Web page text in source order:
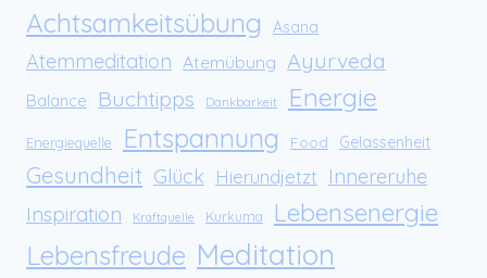
Achtsamkeitsübung Asana
Atemmeditation Atemübung Ayurveda
Balance Buchtipps Dankbarkeit Energie
Energiequelle Entspannung Food Gelassenheit
Gesundheit Glück Hierundjetzt
Innereruhe
Inspiration
Kraftquelle Kurkuma Lebensenergie
Lebensfreude Meditation